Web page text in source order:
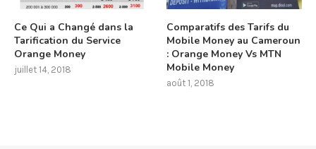
Ce Qui a Changé dans la
Tarification du Service
Orange Money
juillet 14, 2018
Comparatifs des Tarifs du
Mobile Money au Cameroun
: Orange Money Vs MTN
Mobile Money
août 1, 2018